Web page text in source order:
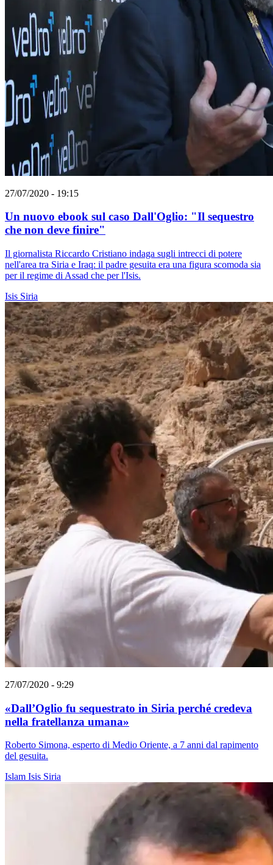
27/07/2020 - 19:15
Un nuovo ebook sul caso Dall'Oglio: "Il sequestro
che non deve finire"
Il giornalista Riccardo Cristiano indaga sugli intrecci di potere
nell'area tra Siria e Iraq: il padre gesuita era una figura scomoda sia
per il regime di Assad che per l'Isis.
Isis Siria
27/07/2020 - 9:29
«Dall’Oglio fu sequestrato in Siria perché credeva
nella fratellanza umana»
Roberto Simona, esperto di Medio Oriente, a 7 anni dal rapimento
del gesuita.
Islam Isis Siria